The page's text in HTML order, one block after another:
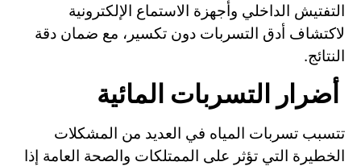
التفتيش الداخلي وأجهزة الاستماع الإلكترونية
لاكتشاف أدق التسربات دون تكسير، مع ضمان دقة
النتائج.
أضرار التسربات المائية
تتسبب تسربات المياه في العديد من المشكلات
الخطيرة التي تؤثر على الممتلكات والصحة العامة إذا